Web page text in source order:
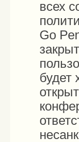
всех
Go
будет